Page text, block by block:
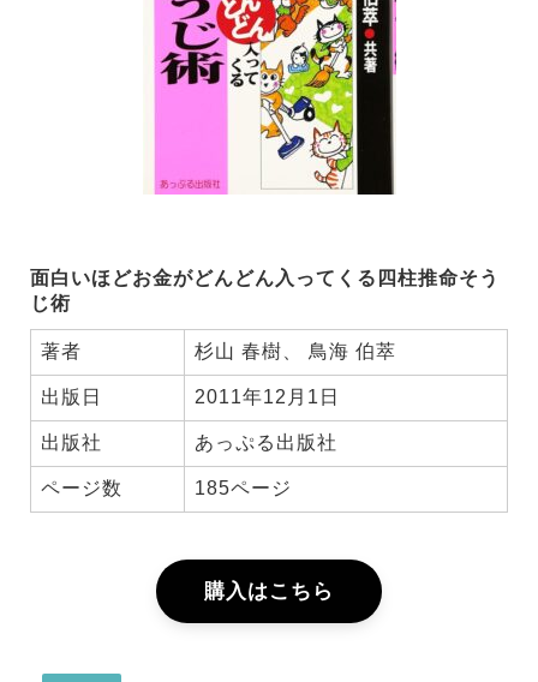
面白いほどお金がどんどん入ってくる四柱推命そう
じ術
著者 杉山 春樹 鳥海 伯萃
出版日 2011年12月1日
出版社 あっぷる出版社
ページ数 185ページ
購入はこちら